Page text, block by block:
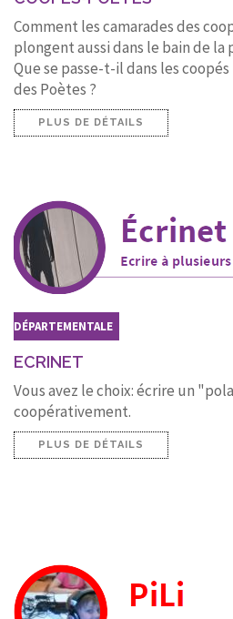
Comment les camarades des
plongent aussi dans le bain de la
Que se passe-t-il dans les
des Poètes ?
PLUS DE DÉTAILS
DÉPARTEMENTALE
ECRINET
Vous avez le choix: écrire un
coopérativement.
PLUS DE DÉTAILS